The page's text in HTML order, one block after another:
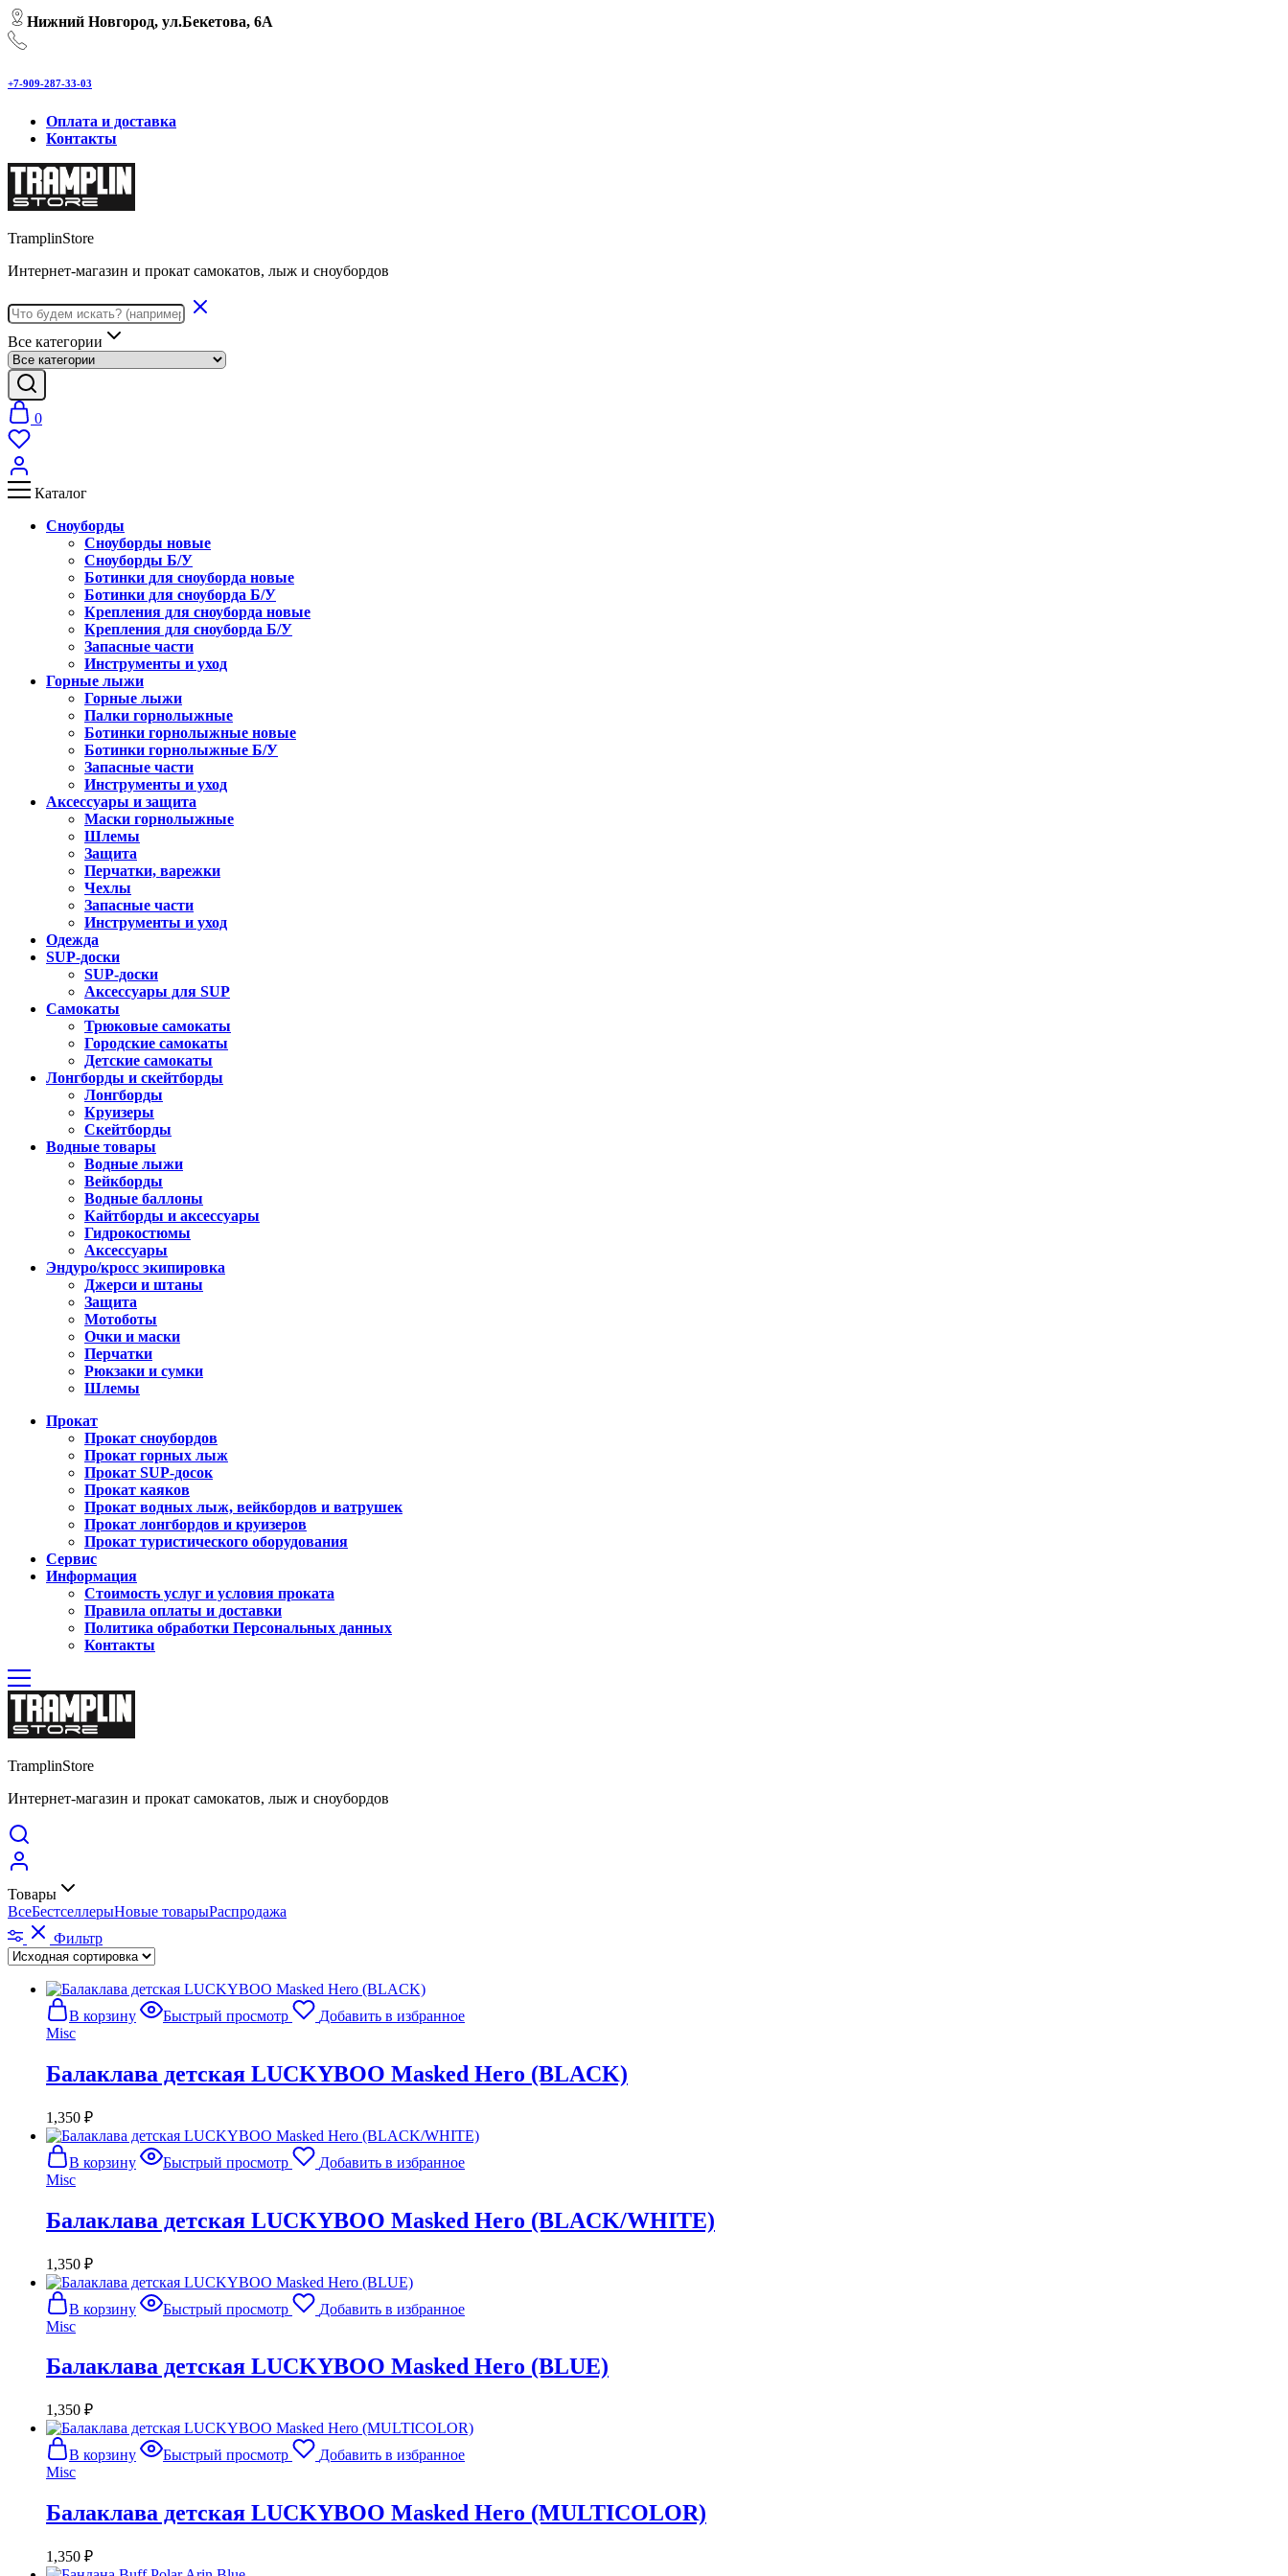
Нижний Новгород, ул.Бекетова, 6А
+7-909-287-33-03
Оплата и доставка
Контакты
TramplinStore
Интернет-магазин и прокат самокатов, лыж и сноубордов
Все категории
0
Каталог
Сноуборды
Сноуборды новые
Сноуборды Б/У
Ботинки для сноуборда новые
Ботинки для сноуборда Б/У
Крепления для сноуборда новые
Крепления для сноуборда Б/У
Запасные части
Инструменты и уход
Горные лыжи
Горные лыжи
Палки горнолыжные
Ботинки горнолыжные новые
Ботинки горнолыжные Б/У
Запасные части
Инструменты и уход
Аксессуары и защита
Маски горнолыжные
Шлемы
Защита
Перчатки, варежки
Чехлы
Запасные части
Инструменты и уход
Одежда
SUP-доски
SUP-доски
Аксессуары для SUP
Самокаты
Трюковые самокаты
Городские самокаты
Детские самокаты
Лонгборды и скейтборды
Лонгборды
Круизеры
Скейтборды
Водные товары
Водные лыжи
Вейкборды
Водные баллоны
Кайтборды и аксессуары
Гидрокостюмы
Аксессуары
Эндуро/кросс экипировка
Джерси и штаны
Защита
Мотоботы
Очки и маски
Перчатки
Рюкзаки и сумки
Шлемы
Прокат
Прокат сноубордов
Прокат горных лыж
Прокат SUP-досок
Прокат каяков
Прокат водных лыж, вейкбордов и ватрушек
Прокат лонгбордов и круизеров
Прокат туристического оборудования
Сервиc
Информация
Стоимость услуг и условия проката
Правила оплаты и доставки
Политика обработки Персональных данных
Контакты
TramplinStore
Интернет-магазин и прокат самокатов, лыж и сноубордов
Товары
ВсеБестселлерыНовые товарыРаспродажа
Фильтр
В корзину Быстрый просмотр
Добавить в избранное
Misc
Балаклава детская LUCKYBOO Masked Hero (BLACK)
1,350 ₽
В корзину Быстрый просмотр
Добавить в избранное
Misc
Балаклава детская LUCKYBOO Masked Hero (BLACK/WHITE)
1,350 ₽
В корзину Быстрый просмотр
Добавить в избранное
Misc
Балаклава детская LUCKYBOO Masked Hero (BLUE)
1,350 ₽
В корзину Быстрый просмотр
Добавить в избранное
Misc
Балаклава детская LUCKYBOO Masked Hero (MULTICOLOR)
1,350 ₽